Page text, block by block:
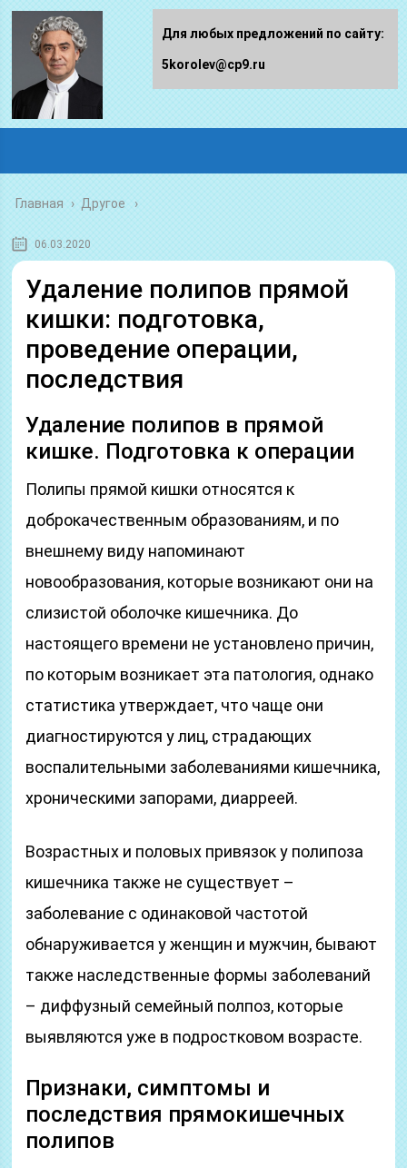
Главная › Другое
06.03.2020
Удаление полипов прямой
кишки: подготовка,
проведение операции,
последствия
Удаление полипов в прямой
кишке. Подготовка к операции
Полипы прямой кишки относятся к
доброкачественным образованиям, и по
внешнему виду напоминают
новообразования, которые возникают они на
слизистой оболочке кишечника. До
настоящего времени не установлено причин,
по которым возникает эта патология, однако
статистика утверждает, что чаще они
диагностируются у лиц, страдающих
воспалительными заболеваниями кишечника,
хроническими запорами, диарреей.
Возрастных и половых привязок у полипоза
кишечника также не существует –
заболевание с одинаковой частотой
обнаруживается у женщин и мужчин, бывают
также наследственные формы заболеваний
– диффузный семейный полпоз, которые
выявляются уже в подростковом возрасте.
Признаки, симптомы и
последствия прямокишечных
полипов
Для любых предложений по сайту:
5korolev@cp9.ru